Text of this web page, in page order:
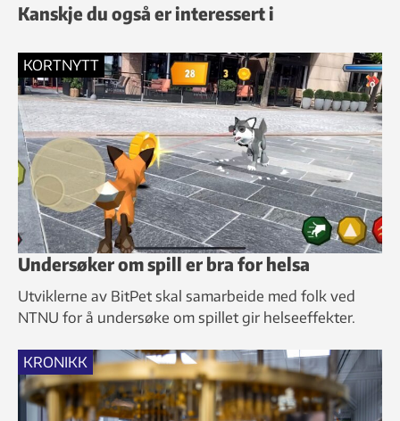
Kanskje du også er interessert i
KORTNYTT
Undersøker om spill er bra for helsa
Utviklerne av BitPet skal samarbeide med folk ved
NTNU for å undersøke om spillet gir helseeffekter.
KRONIKK